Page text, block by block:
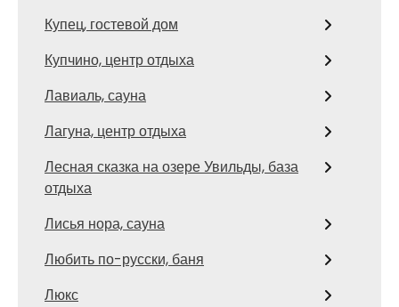
Купец, гостевой дом
Купчино, центр отдыха
Лавиаль, сауна
Лагуна, центр отдыха
Лесная сказка на озере Увильды, база
отдыха
Лисья нора, сауна
Любить по-русски, баня
Люкс